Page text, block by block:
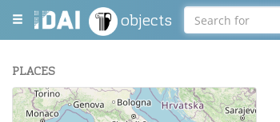
objects
PLACES
+